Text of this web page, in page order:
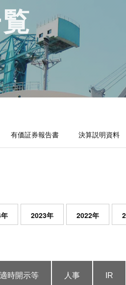
有価証券報告書 決算説明資料